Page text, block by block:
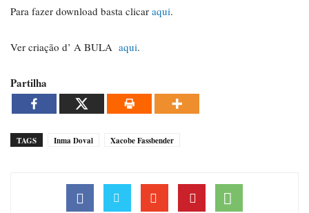
Para fazer download basta clicar aqui.
Ver criação d’ A BULA aqui.
Partilha
TAGS Inma Doval Xacobe Fassbender